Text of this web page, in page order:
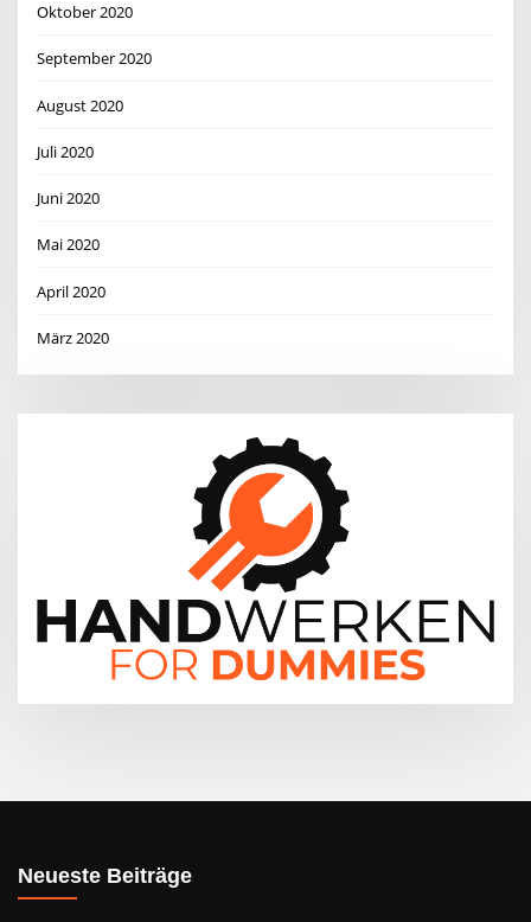
Oktober 2020
September 2020
August 2020
Juli 2020
Juni 2020
Mai 2020
April 2020
März 2020
Neueste Beiträge